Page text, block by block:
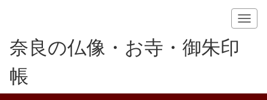
T
奈良の仏像・お寺・御朱印
帳